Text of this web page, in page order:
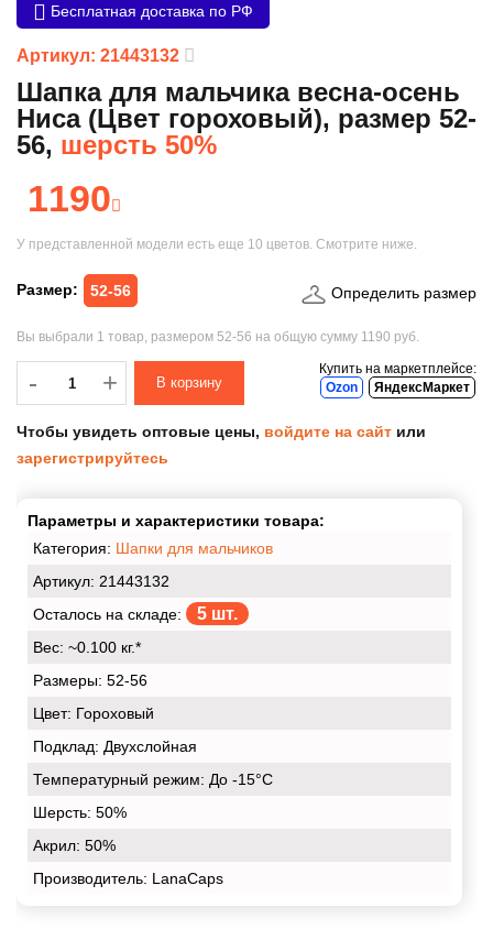
Бесплатная доставка по РФ
Артикул: 21443132
Шапка для мальчика весна-осень
Ниса (Цвет гороховый), размер 52-
56, шерсть 50%
1190
У представленной модели есть еще 10 цветов. Смотрите ниже.
Размер: 52-56 Определить размер
Вы выбрали 1 товар, размером 52-56 на общую сумму 1190 руб.
-
- +
Купить на маркетплейсе:
Ozon
ЯндексМаркет
Чтобы увидеть оптовые цены, войдите на сайт или
зарегистрируйтесь
Параметры и характеристики товара:
Категория: Шапки для мальчиков
Артикул: 21443132
Осталось на складе:
5 шт.
Вес: ~0.100 кг.*
Размеры: 52-56
Цвет: Гороховый
Подклад: Двухслойная
Температурный режим: До -15°С
Шерсть: 50%
Акрил: 50%
Производитель: LanaCaps